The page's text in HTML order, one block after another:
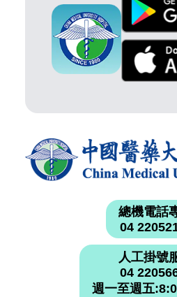
總機電話
04
人工掛號
04
週一至週五